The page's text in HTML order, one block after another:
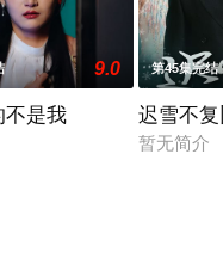
9.0
不是我
第45集完结
迟雪不
暂无简介